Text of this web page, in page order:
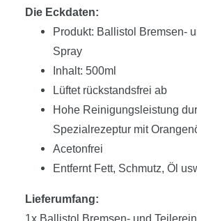
Die Eckdaten:
Produkt: Ballistol Bremsen-
Spray
Inhalt: 500ml
Lüftet rückstandsfrei ab
Hohe Reinigungsleistung
Spezialrezeptur mit
Acetonfrei
Entfernt Fett, Schmutz, Öl
Lieferumfang:
1x Ballistol Bremsen- und